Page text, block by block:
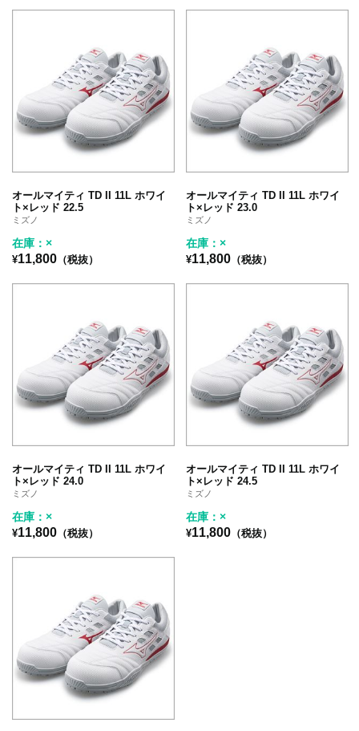
オールマイティ TD II 11L ホワイ
ト×レッド 22.5
ミズノ
在庫：×
¥11,800 （税抜）
オールマイティ TD II 11L ホワイ
ト×レッド 23.0
ミズノ
在庫：×
¥11,800 （税抜）
オールマイティ TD II 11L ホワイ
ト×レッド 24.0
ミズノ
在庫：×
¥11,800 （税抜）
オールマイティ TD II 11L ホワイ
ト×レッド 24.5
ミズノ
在庫：×
¥11,800 （税抜）